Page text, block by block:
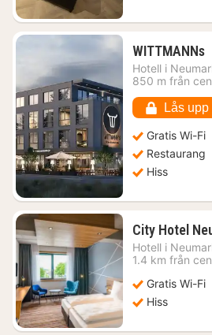
WITTMANNs1
Hotell i
850 m från
Lås
Gratis Wi-Fi
Restaurang
Hiss
City Hotel
Hotell i
1.4 km från
Gratis Wi-Fi
Hiss